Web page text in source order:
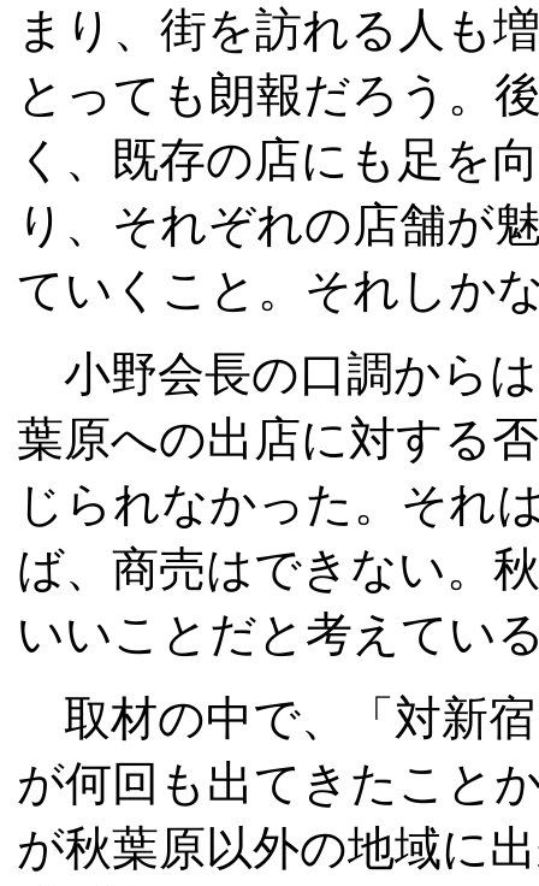
まり、街を訪れる人も
とっても朗報だろう。
く、既存の店にも足を
り、それぞれの店舗が
ていくこと。それしか
小野会長の口調から
葉原への出店に対する
じられなかった。それ
ば、商売はできない。
いいことだと考えてい
取材の中で、「対新
が何回も出てきたこと
が秋葉原以外の地域に